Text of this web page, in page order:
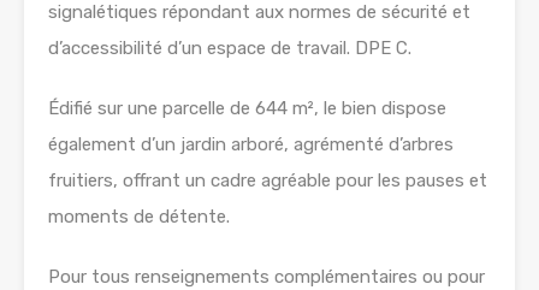
signalétiques répondant aux normes de sécurité et
d’accessibilité d’un espace de travail. DPE C.
Édifié sur une parcelle de 644 m², le bien dispose
également d’un jardin arboré, agrémenté d’arbres
fruitiers, offrant un cadre agréable pour les pauses et
moments de détente.
Pour tous renseignements complémentaires ou pour